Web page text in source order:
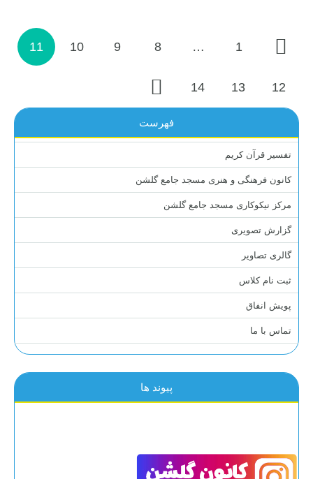
1
…
8
9
10
11
12
13
14
فهرست
تفسیر قرآن کریم
کانون فرهنگی و هنری مسجد جامع گلشن
مرکز نیکوکاری مسجد جامع گلشن
گزارش تصویری
گالری تصاویر
ثبت نام کلاس
پویش انفاق
تماس با ما
پیوند ها